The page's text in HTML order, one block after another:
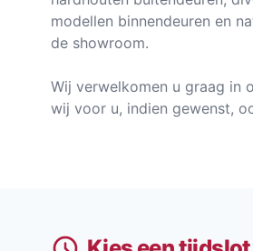
modellen binnendeuren en
de showroom.
Wij verwelkomen u graag in
wij voor u, indien gewenst,